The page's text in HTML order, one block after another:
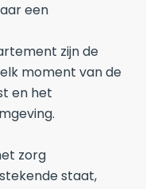
een
zijn de
moment van de
en het
zorg
staat,